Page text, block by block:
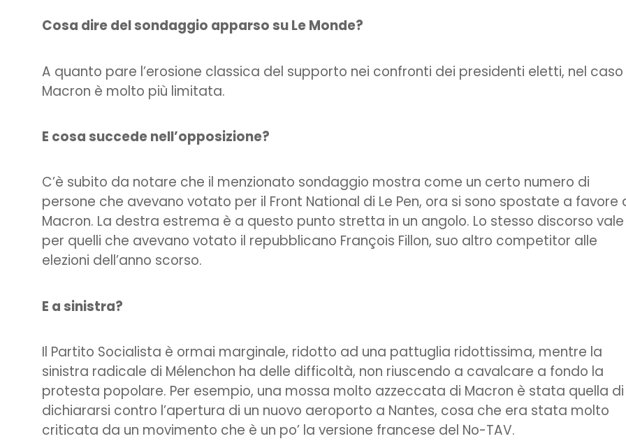
Cosa dire del sondaggio apparso su Le Monde?
A quanto pare l’erosione classica del supporto nei confronti dei presidenti eletti, nel
Macron è molto più limitata.
E cosa succede nell’opposizione?
C’è subito da notare che il menzionato sondaggio mostra come un certo numero di
persone che avevano votato per il Front National di Le Pen, ora si sono spostate a favore
Macron. La destra estrema è a questo punto stretta in un angolo. Lo stesso discorso vale
per quelli che avevano votato il repubblicano François Fillon, suo altro competitor alle
elezioni dell’anno scorso.
E a sinistra?
Il Partito Socialista è ormai marginale, ridotto ad una pattuglia ridottissima, mentre la
sinistra radicale di Mélenchon ha delle difficoltà, non riuscendo a cavalcare a fondo la
protesta popolare. Per esempio, una mossa molto azzeccata di Macron è stata quella di
dichiararsi contro l’apertura di un nuovo aeroporto a Nantes, cosa che era stata molto
criticata da un movimento che è un po’ la versione francese del No-TAV.